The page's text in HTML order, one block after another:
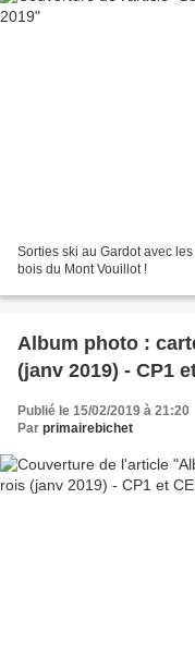
Sorties ski au Gardot avec
bois du Mont Vouillot !
Album photo :
(janv 2019) - CP1
Publié le 15/02/2019 à 21:20
Par primairebichet